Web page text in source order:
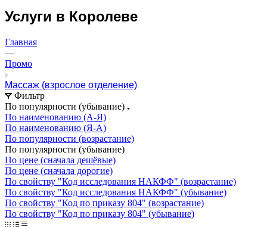
Услуги в Королеве
Главная
—
Промо
Массаж (взрослое отделение)
Фильтр
По популярности (убывание)
По наименованию (А-Я)
По наименованию (Я-А)
По популярности (возрастание)
По популярности (убывание)
По цене (сначала дешёвые)
По цене (сначала дорогие)
По свойству "Код исследования НАКФФ" (возрастание)
По свойству "Код исследования НАКФФ" (убывание)
По свойству "Код по приказу 804" (возрастание)
По свойству "Код по приказу 804" (убывание)